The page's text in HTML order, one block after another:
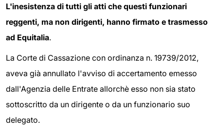
L'inesistenza di tutti gli atti che questi funzionari
reggenti, ma non dirigenti, hanno firmato e trasmesso
ad Equitalia.
La Corte di Cassazione con ordinanza n. 19739/2012,
aveva già annullato l'avviso di accertamento emesso
dall'Agenzia delle Entrate allorchè esso non sia stato
sottoscritto da un dirigente o da un funzionario suo
delegato.